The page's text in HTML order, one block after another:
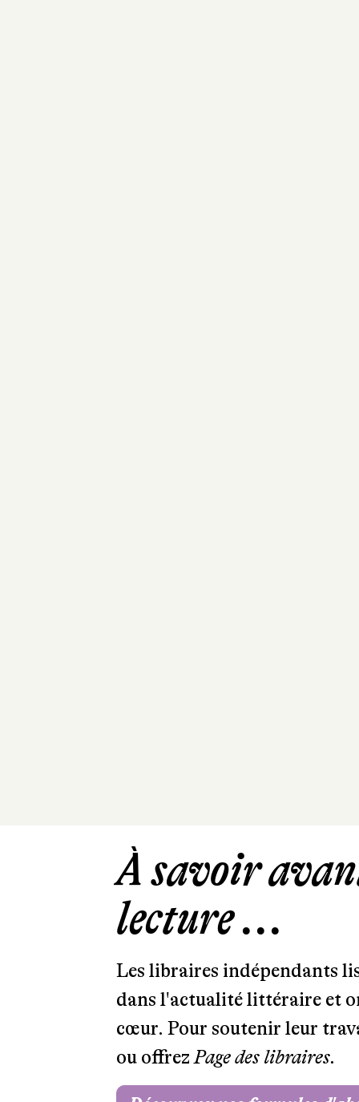
À savoir
lecture ...
Les libraires indépendants
dans l'actualité littéraire et
cœur. Pour soutenir leur
ou offrezPage des libraires.